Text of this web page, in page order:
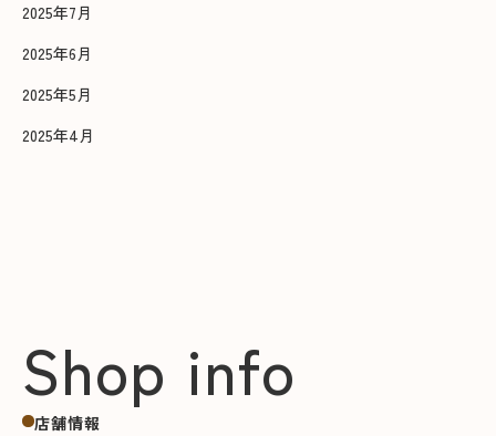
2025年7月
2025年6月
2025年5月
2025年4月
Shop info
店舗情報